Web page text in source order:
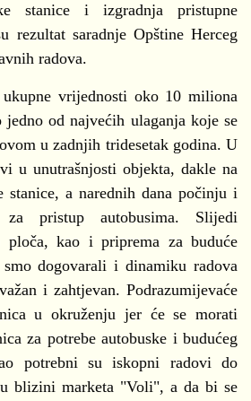
stanice i izgradnja pristupne
rezultat saradnje Opštine Herceg
radova.
vrijednosti oko 10 miliona
od najvećih ulaganja koje se
u zadnjih tridesetak godina. U
u unutrašnjosti objekta, dakle na
stanice, a narednih dana počinju i
pristup autobusima. Slijedi
ploča, kao i priprema za buduće
dogovarali i dinamiku radova
i zahtjevan. Podrazumijevaće
u okruženju jer će se morati
za potrebe autobuske i budućeg
potrebni su iskopni radovi do
blizini marketa "Voli", a da bi se